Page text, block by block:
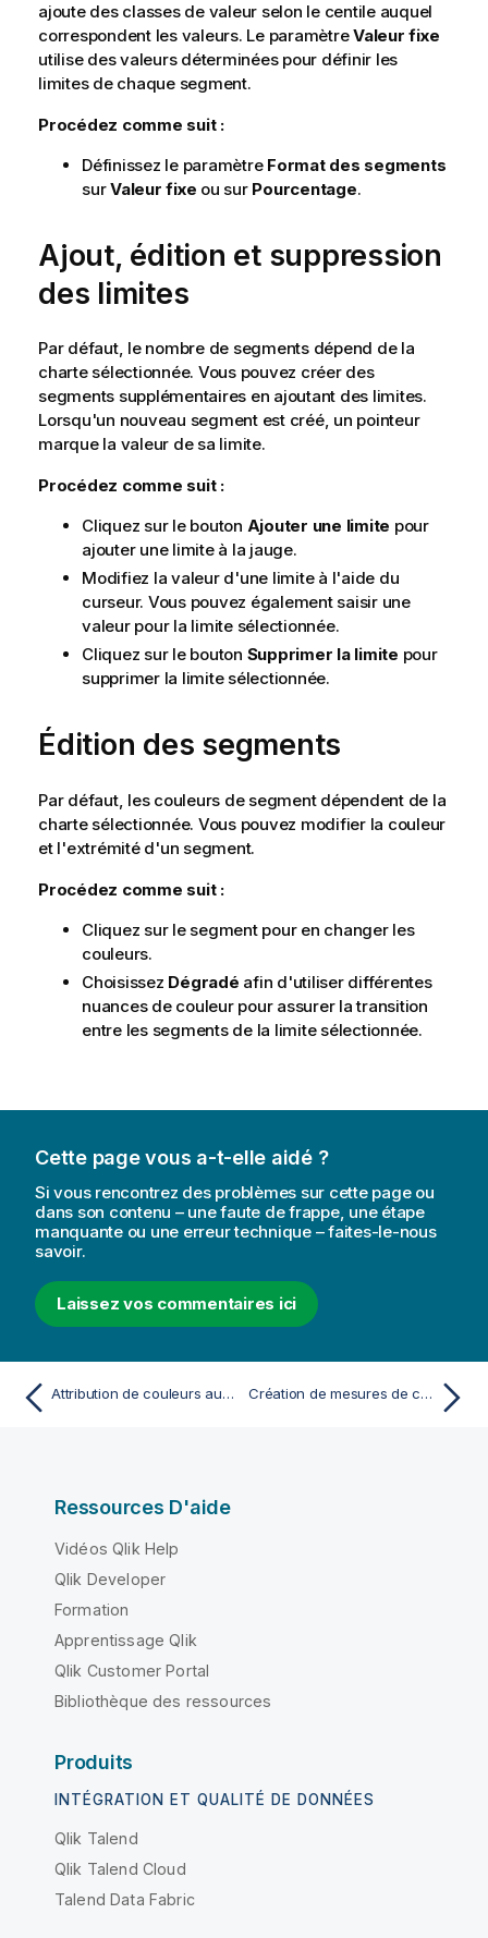
ajoute des classes de valeur selon le centile auquel
correspondent les valeurs. Le paramètreValeur fixe
utilise des valeurs déterminées pour définir les
limites de chaque segment.
Procédez comme suit :
Définissez le paramètre Format des segments
surValeur fixe ou sur Pourcentage.
Ajout, édition et suppression
des limites
Par défaut, le nombre de segments dépend de la
charte sélectionnée. Vous pouvez créer des
segments supplémentaires en ajoutant des limites.
Lorsqu'un nouveau segment est créé, un pointeur
marque la valeur de sa limite.
Procédez comme suit :
Cliquez sur le bouton Ajouter une limite pour
ajouter une limite à la jauge.
Modifiez la valeur d'une limite à l'aide du
curseur. Vous pouvez également saisir une
valeur pour la limite sélectionnée.
Cliquez sur le bouton Supprimer la limite pour
supprimer la limite sélectionnée.
Édition des segments
Par défaut, les couleurs de segment dépendent de la
charte sélectionnée. Vous pouvez modifier la couleur
et l'extrémité d'un segment.
Procédez comme suit :
Cliquez sur le segment pour en changer les
couleurs.
Choisissez Dégradé afin d'utiliser différentes
nuances de couleur pour assurer la transition
entre les segments de la limite sélectionnée.
Cette page vous a-t-elle aidé ?
Si vous rencontrez des problèmes sur cette page ou
dans son contenu – une faute de frappe, une étape
manquante ou une erreur technique – faites-le-nous
savoir.
Laissez vos commentaires ici
Attribution de couleurs aux valeurs des dimensions principales Création de mesures de calendrier
Ressources D'aide
Vidéos Qlik Help
Qlik Developer
Formation
Apprentissage Qlik
Qlik Customer Portal
Bibliothèque des ressources
Produits
INTÉGRATION ET QUALITÉ DE DONNÉES
Qlik Talend
Qlik Talend Cloud
Talend Data Fabric